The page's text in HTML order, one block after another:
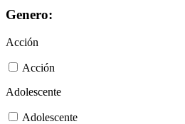
Genero:
Acción
Acción
Adolescente
Adolescente